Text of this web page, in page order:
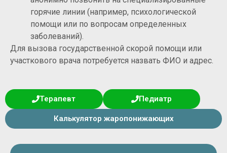
горячие линии (например, психологической
помощи или по вопросам определенных
заболеваний).
Для вызова государственной скорой помощи или
участкового врача потребуется назвать ФИО и адрес.
Терапевт Педиатр
Калькулятор жаропонижающих